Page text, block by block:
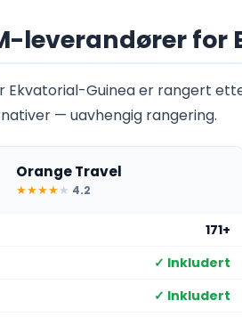
leverandører
Guinea er rangert
— uavhengig rangering.
Orange Travel
★★★★★ 4.2
171+
✓ Inkludert
✓ Inkludert